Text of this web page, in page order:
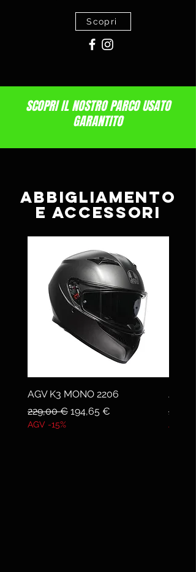
Scopri
SCOPRI IL NOSTRO PARCO USATO
GARANTITO
ABBIGLIAMENTO
E ACCESSORI
AGV K3 MONO 2206
Prezzo regolare
229,00 € Prezzo scontato
194,65 €
AGV -15%
AGV
AGV -